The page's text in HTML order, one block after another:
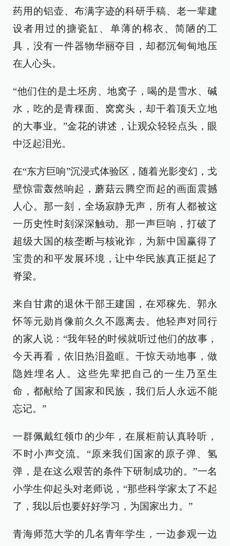
药用的铝壶、布满字迹的科研手稿、老一辈建
设者用过的搪瓷缸、单薄的棉衣、简陋的工
具，没有一件器物华丽夺目，却都沉甸甸地压
在人心头。
“他们住的是土坯房、地窝子，喝的是雪水、碱
水，吃的是青稞面、窝窝头，却干着顶天立地
的大事业。”金花的讲述，让观众轻轻点头，眼
中泛起泪光。
在“东方巨响”沉浸式体验区，随着光影变幻，戈
壁惊雷轰然响起，蘑菇云腾空而起的画面震撼
人心。那一刻，全场寂静无声，所有人都被这
一历史性时刻深深触动。那一声巨响，打破了
超级大国的核垄断与核讹诈，为新中国赢得了
宝贵的和平发展环境，让中华民族真正挺起了
脊梁。
来自甘肃的退休干部王建国，在邓稼先、郭永
怀等元勋肖像前久久不愿离去。他轻声对同行
的家人说：“我年轻的时候就听过他们的故事，
今天再看，依旧热泪盈眶。干惊天动地事，做
隐姓埋名人。这些先辈把自己的一生乃至生
命，都献给了国家和民族，我们后人永远不能
忘记。”
一群佩戴红领巾的少年，在展柜前认真聆听，
不时小声交流。“原来我们国家的原子弹、氢
弹，是在这么艰苦的条件下研制成功的。”一名
小学生仰起头对老师说，“那些科学家太了不起
了，我以后也要好好学习，为国家出力。”
青海师范大学的几名青年学生，一边参观一边